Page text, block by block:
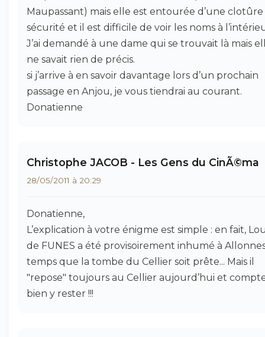
Maupassant) mais elle est entourée d’une
sécurité et il est difficile de voir les noms à
J’ai demandé à une dame qui se trouvait là mais
ne savait rien de précis.
si j’arrive à en savoir davantage lors d’un prochain
passage en Anjou, je vous tiendrai au courant.
Donatienne
Christophe JACOB - Les Gens du CinÃ©ma
28/05/2011 à 20:29
Donatienne,
L’explication à votre énigme est simple : en fait,
de FUNES a été provisoirement inhumé à
temps que la tombe du Cellier soit prête... Mais il
"repose" toujours au Cellier aujourd’hui et
bien y rester !!!